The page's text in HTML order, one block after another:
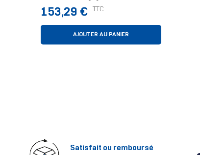
Noir 1 Pièce(s)
Prix
153,29 € TTC
AJOUTER AU PANIER
Satisfait ou remboursé